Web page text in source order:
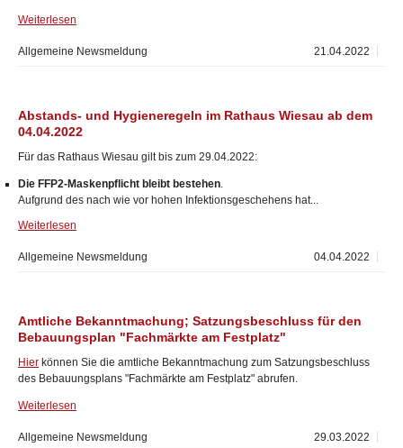
Weiterlesen
21.04.2022
Allgemeine Newsmeldung
Abstands- und Hygieneregeln im Rathaus Wiesau ab dem
04.04.2022
Für das Rathaus Wiesau gilt bis zum 29.04.2022:
Die FFP2-Maskenpflicht bleibt bestehen.
Aufgrund des nach wie vor hohen Infektionsgeschehens hat...
Weiterlesen
04.04.2022
Allgemeine Newsmeldung
Amtliche Bekanntmachung; Satzungsbeschluss für den
Bebauungsplan "Fachmärkte am Festplatz"
Hier können Sie die amtliche Bekanntmachung zum Satzungsbeschluss
des Bebauungsplans "Fachmärkte am Festplatz" abrufen.
Weiterlesen
29.03.2022
Allgemeine Newsmeldung